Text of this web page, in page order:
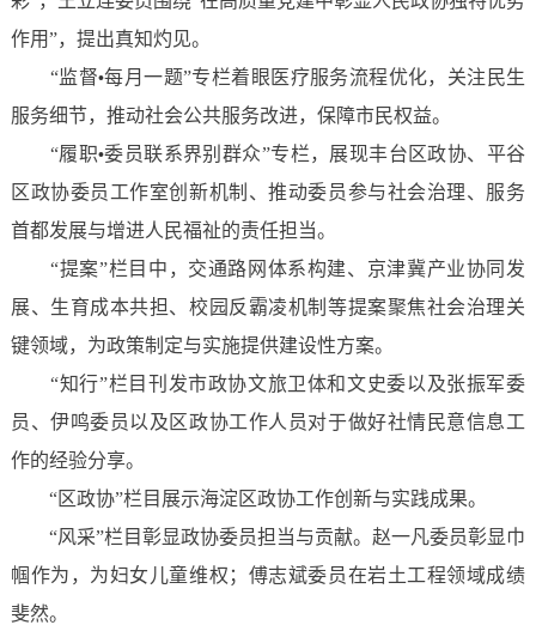
作用”，提出真知灼见。
“监督•每月一题”专栏着眼医疗服务流程优化，关注民生
服务细节，推动社会公共服务改进，保障市民权益。
“履职•委员联系界别群众”专栏，展现丰台区政协、平谷
区政协委员工作室创新机制、推动委员参与社会治理、服务
首都发展与增进人民福祉的责任担当。
“提案”栏目中，交通路网体系构建、京津冀产业协同发
展、生育成本共担、校园反霸凌机制等提案聚焦社会治理关
键领域，为政策制定与实施提供建设性方案。
“知行”栏目刊发市政协文旅卫体和文史委以及张振军委
员、伊鸣委员以及区政协工作人员对于做好社情民意信息工
作的经验分享。
“区政协”栏目展示海淀区政协工作创新与实践成果。
“风采”栏目彰显政协委员担当与贡献。赵一凡委员彰显巾
帼作为，为妇女儿童维权；傅志斌委员在岩土工程领域成绩
斐然。